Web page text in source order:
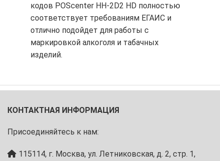
кодов POScenter HH-2D2 HD полностью
соответствует требованиям ЕГАИС и
отлично подойдет для работы с
маркировкой алкоголя и табачных
изделий.
КОНТАКТНАЯ ИНФОРМАЦИЯ
Присоединяйтесь к нам:
115114, г. Москва, ул. Летниковская, д. 2, стр. 1,